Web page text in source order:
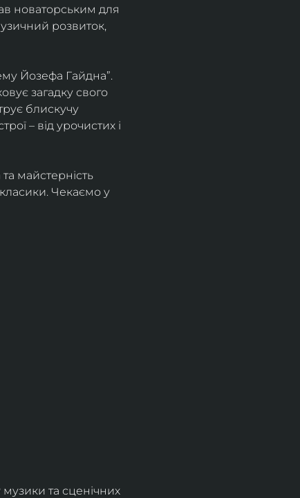
новаторським для
розвиток,
Йозефа Гайдна”.
загадку свого
блискучу
– від урочистих і
майстерність
Чекаємо у
та сценічних